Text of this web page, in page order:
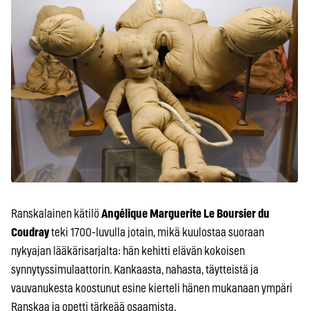
Ranskalainen kätilö Angélique Marguerite Le Boursier du
Coudrayteki 1700-luvulla jotain, mikä kuulostaa suoraan
nykyajan lääkärisarjalta: hän kehitti elävän kokoisen
synnytyssimulaattorin. Kankaasta, nahasta, täytteistä ja
vauvanukesta koostunut esine kierteli hänen mukanaan ympäri
Ranskaa ja opetti tärkeää osaamista.